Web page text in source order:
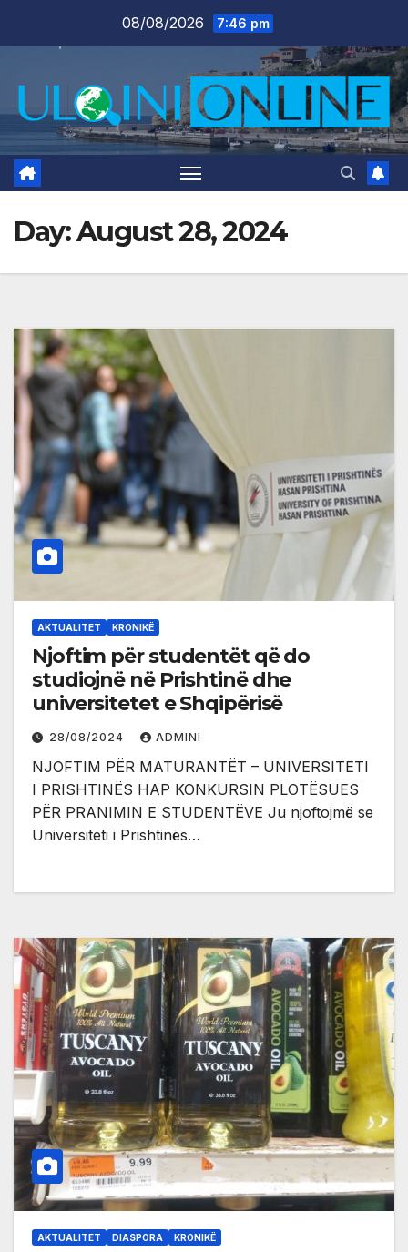
08/08/2026 7:46 pm
Day:August 28, 2024
AKTUALITET KRONIKË
Njoftim për studentët që do
studiojnë në Prishtinë dhe
universitetet e Shqipërisë
28/08/2024 ADMINI
NJOFTIM PËR MATURANTËT – UNIVERSITETI
I PRISHTINËS HAP KONKURSIN PLOTËSUES
PËR PRANIMIN E STUDENTËVE Ju njoftojmë se
Universiteti i Prishtinës…
AKTUALITET DIASPORA KRONIKË